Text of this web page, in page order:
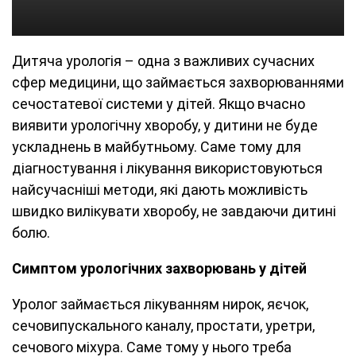
Дитяча урологія – одна з важливих сучасних
сфер медицини, що займається захворюваннями
сечостатевої системи у дітей. Якщо вчасно
виявити урологічну хворобу, у дитини не буде
ускладнень в майбутньому. Саме тому для
діагностування і лікування використовуються
найсучасніші методи, які дають можливість
швидко вилікувати хворобу, не завдаючи дитині
болю.
Симптом урологічних захворювань у дітей
Уролог займається лікуванням нирок, яєчок,
сечовипускального каналу, простати, уретри,
сечового міхура. Саме тому у нього треба